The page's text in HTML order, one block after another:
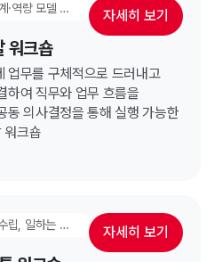
업무 프로세스 재설계, 직무체계·역량 모델 설계, 의사결정 체계 수립, 일하는 방식 수립, 협업 & 시너지 강화, 고성과 팀 만들기 자세히 보기
워크숍
업무를 구체적으로 드러내고
하여 직무와 업무 흐름을
동 의사결정을 통해 실행 가능한
워크숍
정성진단, 피드백 · 대화 방식 수립, 일하는 방식 수립, 갈등해결, 협업 & 시너지 강화, 고성과 팀 만들기 자세히 보기